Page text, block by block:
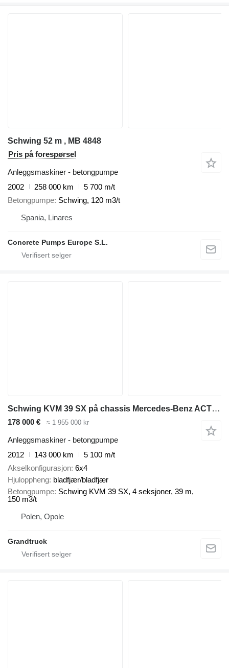
Schwing 52 m , MB 4848
Pris på forespørsel
Anleggsmaskiner - betongpumpe
2002
258 000 km
5 700 m/t
Betongpumpe Schwing, 120 m3/t
Spania, Linares
Concrete Pumps Europe S.L.
Schwing KVM 39 SX på chassis Mercedes-Benz ACTROS 2636 mp3 6x4 Schwing 39m pump 2012model
178 000 € ≈ 1 955 000 kr
Anleggsmaskiner - betongpumpe
2012
143 000 km
5 100 m/t
Akselkonfigurasjon 6x4
Hjuloppheng bladfjær/bladfjær
Betongpumpe Schwing KVM 39 SX, 4 seksjoner, 39 m,
150 m3/t
Polen, Opole
Grandtruck